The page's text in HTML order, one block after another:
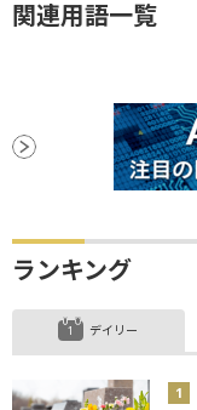
関連用語一覧
ランキング
デイリー